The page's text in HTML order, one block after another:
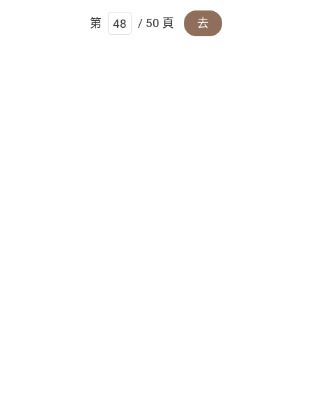
第 / 50 頁 去